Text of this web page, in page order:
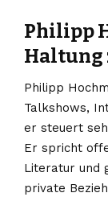
Philipp
Haltung
Philipp
Talkshows,
er steuert
Er spricht
Literatur und
private